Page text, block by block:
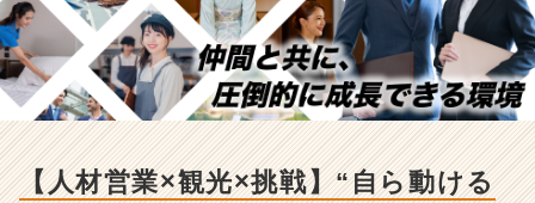
-
【人
材
営
業
光
【人材営業×観光×挑戦】“自ら動ける